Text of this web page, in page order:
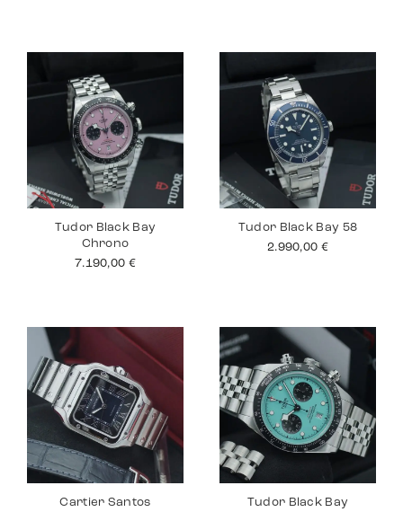
Tudor Black Bay
Chrono
7.190,00 €
Tudor Black Bay 58
2.990,00 €
Cartier Santos
Tudor Black Bay